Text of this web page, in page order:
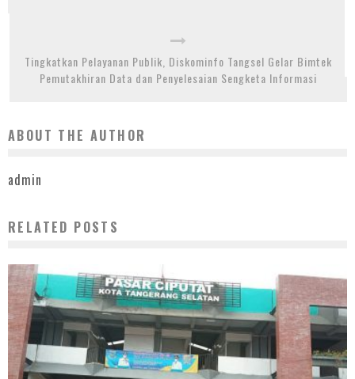
Tingkatkan Pelayanan Publik, Diskominfo Tangsel Gelar Bimtek
Pemutakhiran Data dan Penyelesaian Sengketa Informasi
ABOUT THE AUTHOR
admin
RELATED POSTS